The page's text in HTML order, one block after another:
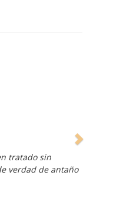
tratado sin
verdad de antaño